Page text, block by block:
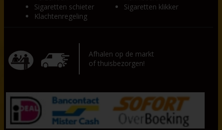
Sigaretten schieter
Sigaretten klikker
Klachtenregeling
Afhalen op de markt
of thuisbezorgen!